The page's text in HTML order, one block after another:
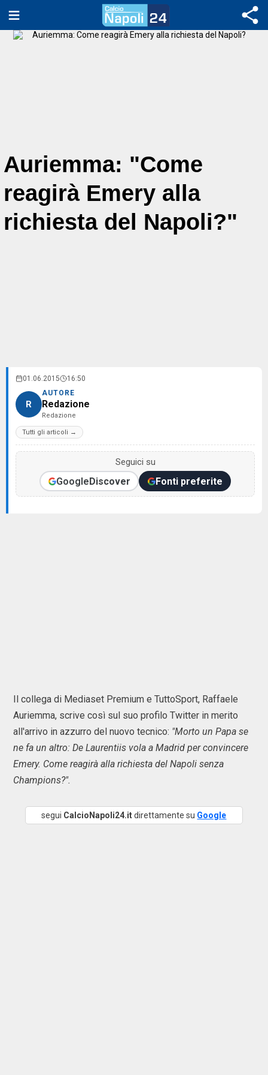
Auriemma: "Come
reagirà Emery alla
richiesta del Napoli?"
01.06.2015 16:50
R
AUTORE
Redazione
Redazione
Tutti gli articoli →
Seguici su
GoogleDiscover Fonti preferite
Il collega di Mediaset Premium e TuttoSport, Raffaele
Auriemma, scrive così sul suo profilo Twitter in merito
all'arrivo in azzurro del nuovo tecnico: "Morto un Papa se
ne fa un altro: De Laurentiis vola a Madrid per convincere
Emery. Come reagirà alla richiesta del Napoli senza
Champions?".
segui CalcioNapoli24.itdirettamente su Google